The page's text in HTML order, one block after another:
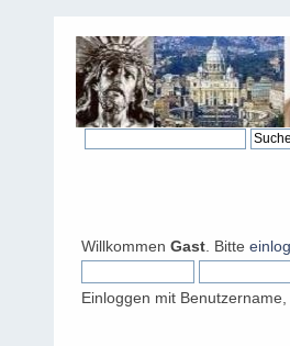
Willkommen Gast . Bitte
Einloggen mit